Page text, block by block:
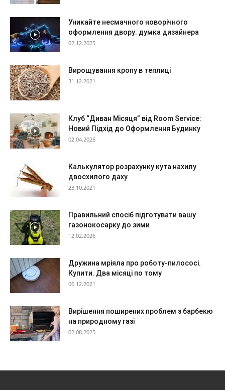
Уникайте несмачного новорічного
оформлення двору: думка дизайнера
02.12.2025
Вирощування кропу в теплиці
31.12.2021
Клуб “Диван Місяця” від Room Service:
Новий Підхід до Оформлення Будинку
02.04.2026
Калькулятор розрахунку кута нахилу
двосхилого даху
23.10.2021
Правильний спосіб підготувати вашу
газонокосарку до зими
12.02.2026
Дружина мріяла про роботу-пилососі.
Купити. Два місяці по тому
06.12.2021
Вирішення поширених проблем з барбекю
на природному газі
02.08.2025